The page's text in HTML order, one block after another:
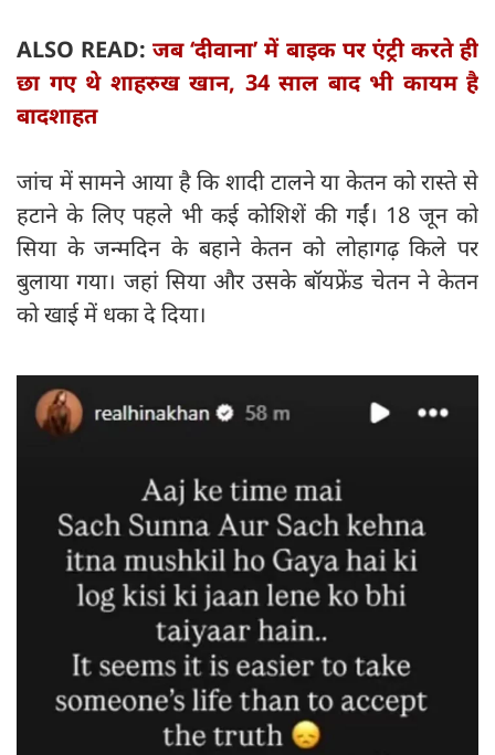
ALSO READ:जब ‘दीवाना’ में बाइक पर एंट्री करते ही
छा गए थे शाहरुख खान, 34 साल बाद भी कायम है
बादशाहत
जांच में सामने आया है कि शादी टालने या केतन को रास्ते से
हटाने के लिए पहले भी कई कोशिशें की गईं। 18 जून को
सिया के जन्मदिन के बहाने केतन को लोहागढ़ किले पर
बुलाया गया। जहां सिया और उसके बॉयफ्रेंड चेतन ने केतन
को खाई में धका दे दिया।